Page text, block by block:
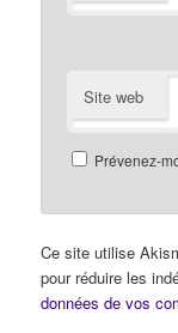
Site web
Prévenez-
Ce site utilise
pour réduire les
données de vos